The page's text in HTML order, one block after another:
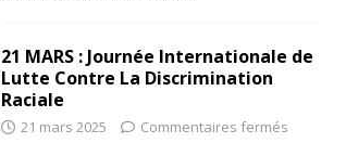
21 MARS : Journée Internationale de
Lutte Contre La Discrimination
Raciale
21 mars 2025 Commentaires fermés